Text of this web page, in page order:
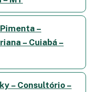
–
– Cuiabá –
– Consultório –